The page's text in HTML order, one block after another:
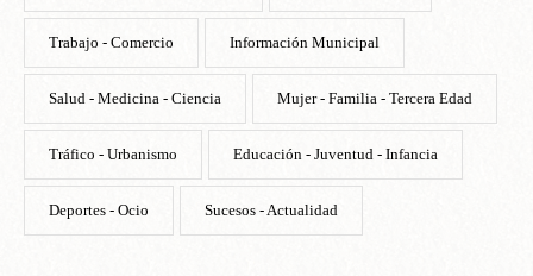
Trabajo - Comercio Información Municipal
Salud - Medicina - Ciencia Mujer - Familia - Tercera Edad
Tráfico - Urbanismo Educación - Juventud - Infancia
Deportes - Ocio Sucesos - Actualidad